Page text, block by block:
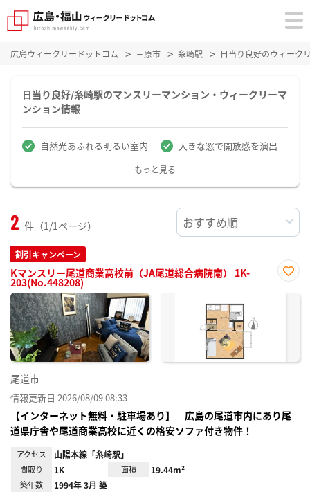
広島ウィークリードットコム 三原市 糸崎駅 日当り良好のウィーク
日当り良好/糸崎駅のマンスリーマンション・ウィークリーマ
ンション情報
自然光あふれる明るい室内 大きな窓で開放感を演出
もっと見る
2 件（1/1ページ）
割引キャンペーン
Kマンスリー尾道商業高校前（JA尾道総合病院南） 1K-
203(No.448208)
に入
尾道市
情報更新日 2026/08/09 08:33
【インターネット無料・駐車場あり】 広島の尾道市内にあり尾
道県庁舎や尾道商業高校に近くの格安ソファ付き物件！
アクセス 山陽本線「糸崎駅」
間取り 1K 面積 19.44m²
築年数 1994年 3月 築